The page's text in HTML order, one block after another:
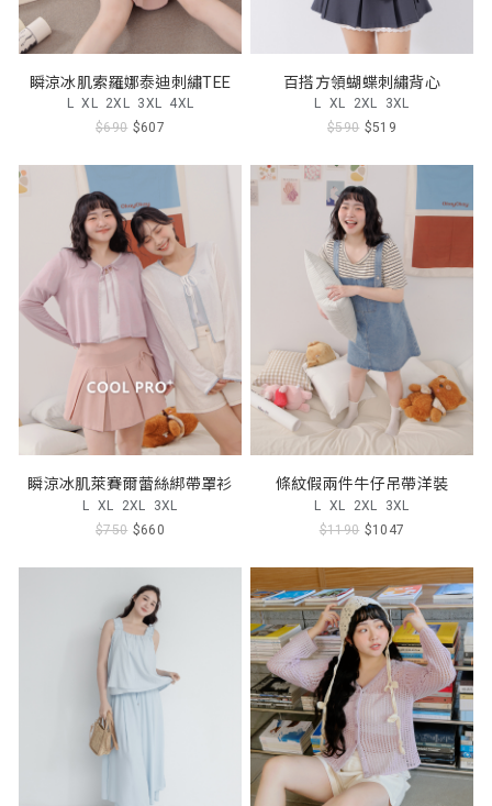
瞬涼冰肌索羅娜泰迪刺繡TEE
L XL 2XL 3XL 4XL
$690 $607
百搭方領蝴蝶刺繡背心
L XL 2XL 3XL
$590 $519
瞬涼冰肌萊賽爾蕾絲綁帶罩衫
L XL 2XL 3XL
$750 $660
條紋假兩件牛仔吊帶洋裝
L XL 2XL 3XL
$1190 $1047